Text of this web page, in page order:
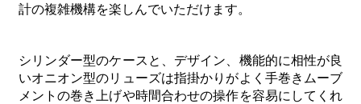
計の複雑機構を楽しんでいただけます。
シリンダー型のケースと、デザイン、機能的に相性が良
いオニオン型のリューズは指掛かりがよく手巻きムーブ
メントの巻き上げや時間合わせの操作を容易にしてくれ